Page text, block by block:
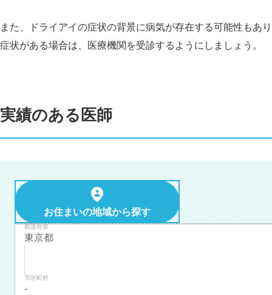
また、ドライアイの症状の背景に病気が存在する可能性もあ
症状がある場合は、医療機関を受診するようにしましょう。
実績のある医師
お住まいの地域から探す
都道府県
市区町村